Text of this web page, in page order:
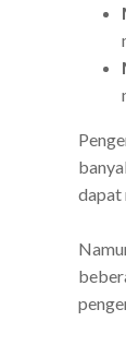
dapat